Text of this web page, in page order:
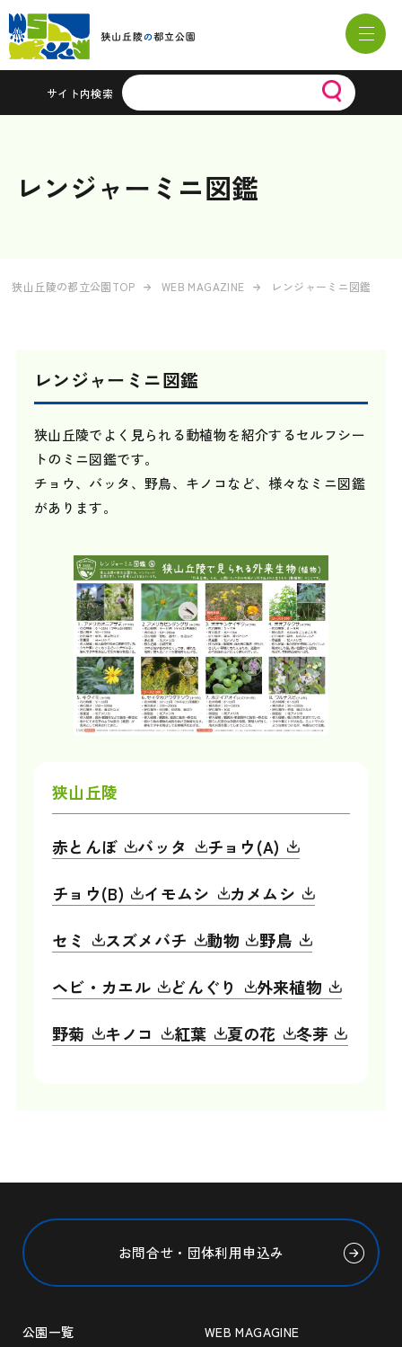
サイト内検索
レンジャーミニ図鑑
狭山丘陵の都立公園TOP WEB MAGAZINE レンジャーミニ図鑑
レンジャーミニ図鑑
狭山丘陵でよく見られる動植物を紹介するセルフシー
トのミニ図鑑です。
チョウ、バッタ、野鳥、キノコなど、様々なミニ図鑑
があります。
狭山丘陵
赤とんぼ バッタ
チョウ(A)
チョウ(B)
イモムシ
カメムシ
セミ
スズメバチ 動物
野鳥
ヘビ・カエル
どんぐり
外来植物
野菊
キノコ 紅葉 夏の花 冬芽
お問合せ・団体利用申込み
公園一覧
WEB MAGAGINE